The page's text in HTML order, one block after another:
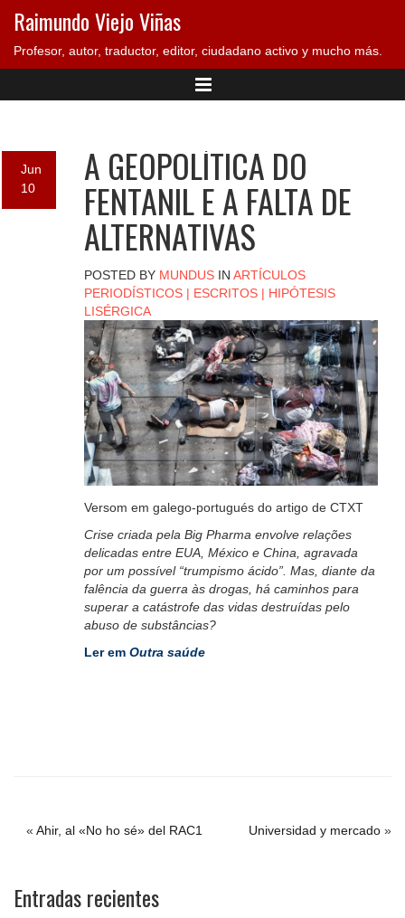
Raimundo Viejo Viñas
Profesor, autor, traductor, editor, ciudadano activo y mucho más.
Jun
10
A GEOPOLÍTICA DO
FENTANIL E A FALTA DE
ALTERNATIVAS
POSTED BY MUNDUSIN ARTÍCULOS
PERIODÍSTICOS| ESCRITOS| HIPÓTESIS
LISÉRGICA
Versom em galego-portugués do artigo de CTXT
Crise criada pela Big Pharma envolve relações
delicadas entre EUA, México e China, agravada
por um possível “trumpismo ácido”. Mas, diante da
falência da guerra às drogas, há caminhos para
superar a catástrofe das vidas destruídas pelo
abuso de substâncias?
Ler em Outra saúde
« Ahir, al «No ho sé» del RAC1 Universidad y mercado »
Entradas recientes